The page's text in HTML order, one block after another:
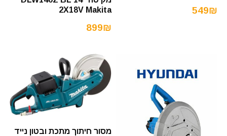
549₪
2X18V Makita
899₪
מסור חיתוך מתכת ובטון נייד